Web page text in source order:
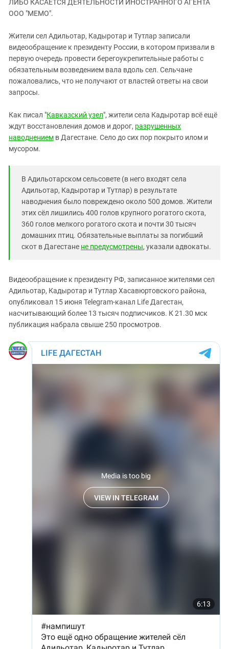
ЗАСТАВЛЯЕТ
ПРЕСЛЕДОВАНИЕ АКТИВИСТОВ
МОБИЛИЗАЦИЯ И ПРОТЕСТЫ
Дагестан
Кабардино-Балкария
Калмыкия
Карачаево-Черкесия
Российская Федерация
Ростовская область
Северная Осетия - Алания
Ставропольский край
Чечня
Южная Осетия
ЮФО
ЛИБО КАСАЕТСЯ ДЕЯТЕЛЬНОСТИ ИНОСТРАННОГО АГЕНТА
ООО "МЕМО".
Жители сел Адильотар, Кадыротар и Тутлар записали
видеообращение к президенту России, в котором призвали в
первую очередь провести берегоукрепительные работы с
обязательным возведением вала вдоль сел. Сельчане
пожаловались, что не получают от властей ответы на свои
запросы.
Как писал "Кавказский узел", жители села Кадыротар всё ещё
ждут восстановления домов и дорог, разрушенных
наводнением в Дагестане. Село до сих пор покрыто илом и
мусором.
В Адильотарском сельсовете (в него входят села
Адильотар, Кадыротар и Тутлар) в результате
наводнения было повреждено около 500 домов. Жители
этих сёл лишились 400 голов крупного рогатого скота,
360 голов мелкого рогатого скота и почти 30 тысяч
домашних птиц. Обязательные выплаты за погибший
скот в Дагестане не предусмотрены, указали адвокаты.
Видеообращение к президенту РФ, записанное жителями сел
Адильотар, Кадыротар и Тутлар Хасавюртовского района,
опубликовал 15 июня Telegram-канал Life Дагестан,
насчитывающий более 13 тысяч подписчиков. К 21.30 мск
публикация набрала свыше 250 просмотров.